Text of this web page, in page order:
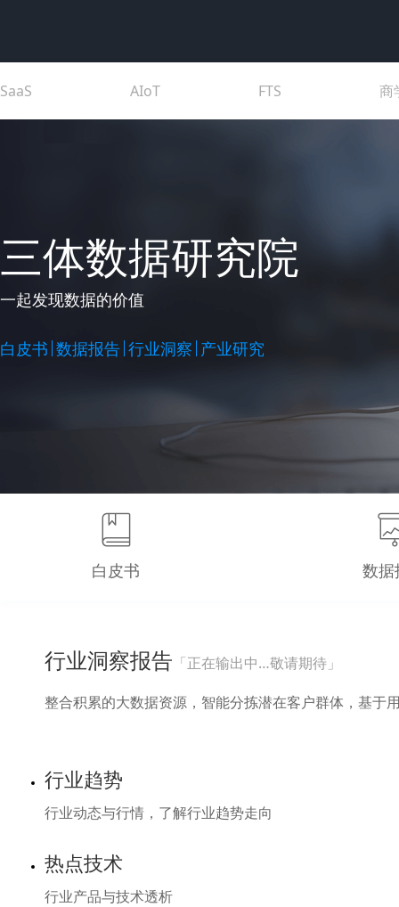
SaaS AIoT FTS 商
三体数据研究院
一起发现数据的价值
白皮书 数据报告 行业洞察 产业研究
白皮书 数据
行业洞察报告 「正在输出中…敬请期待」
整合积累的大数据资源，智能分拣潜在客户群体，基于
行业趋势
行业动态与行情，了解行业趋势走向
热点技术
行业产品与技术透析